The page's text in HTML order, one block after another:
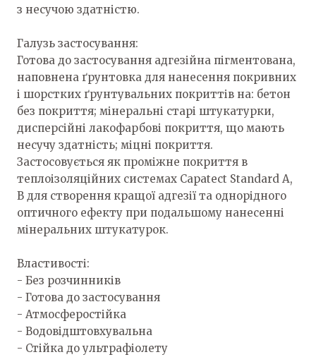
з несучою здатністю.
Галузь застосування:
Готова до застосування адгезійна пігментована,
наповнена ґрунтовка для нанесення покривних
і шорстких ґрунтувальних покриттів на: бетон
без покриття; мінеральні старі штукатурки,
дисперсійні лакофарбові покриття, що мають
несучу здатність; міцні покриття.
Застосовується як проміжне покриття в
теплоізоляційних системах Capatect Standard A,
B для створення кращої адгезії та однорідного
оптичного ефекту при подальшому нанесенні
мінеральних штукатурок.
Властивості:
- Без розчинників
- Готова до застосування
- Атмосферостійка
- Водовідштовхувальна
- Стійка до ультрафіолету